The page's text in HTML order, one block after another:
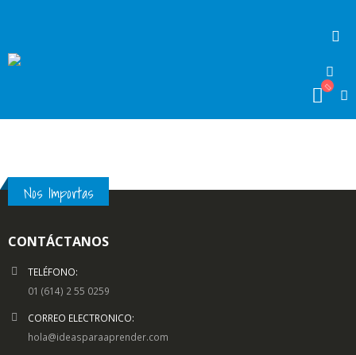
Nos Importas
CONTÁCTANOS
TELÉFONO:
01 (614) 2 55 0259
CORREO ELECTRONICO:
hola@ideasparaaprender.com